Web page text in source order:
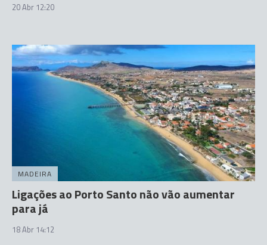
20 Abr 12:20
MADEIRA
Ligações ao Porto Santo não vão aumentar
para já
18 Abr 14:12